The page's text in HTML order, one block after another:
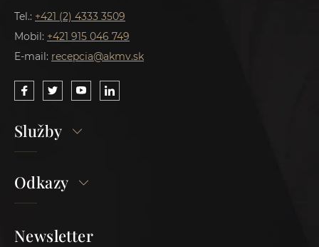
Tel.: +421 (2) 4333 3509
Mobil: +421 915 046 749
E-mail: recepcia@akmv.sk
Služby
Odkazy
Newsletter